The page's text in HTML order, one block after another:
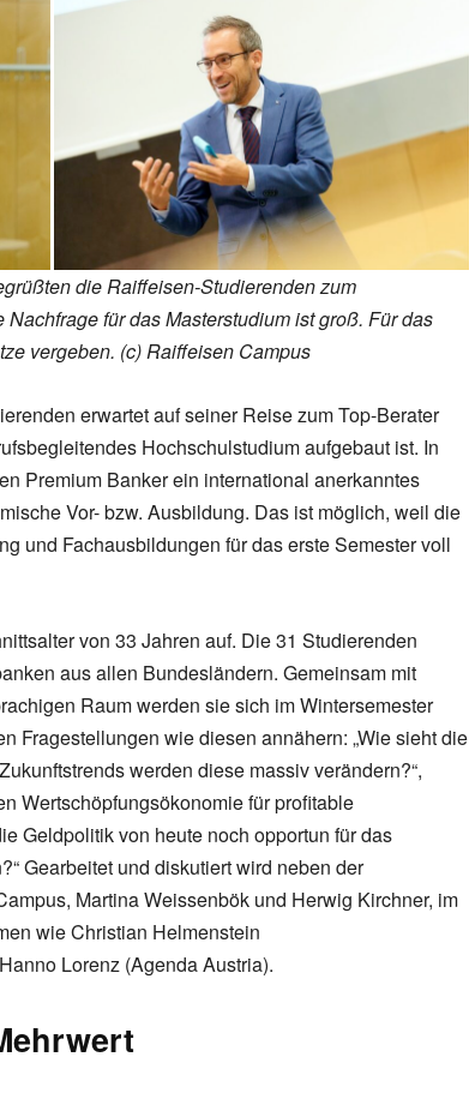
die Raiffeisen-Studierenden zum
für das Masterstudium ist groß. Für das
vergeben. (c) Raiffeisen Campus
erwartet auf seiner Reise zum Top-Berater
Hochschulstudium aufgebaut ist. In
Premium Banker ein international anerkanntes
Vor- bzw. Ausbildung. Das ist möglich, weil die
und Fachausbildungen für das erste Semester voll
von 33 Jahren auf. Die 31 Studierenden
aus allen Bundesländern. Gemeinsam mit
Raum werden sie sich im Wintersemester
Fragestellungen wie diesen annähern: „Wie sieht die
werden diese massiv verändern?“,
Wertschöpfungsökonomie für profitable
Geldpolitik von heute noch opportun für das
Gearbeitet und diskutiert wird neben der
Martina Weissenbök und Herwig Kirchner, im
wie Christian Helmenstein
Lorenz (Agenda Austria).